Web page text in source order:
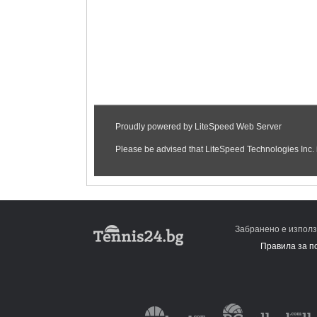
Забранено е
Правила за